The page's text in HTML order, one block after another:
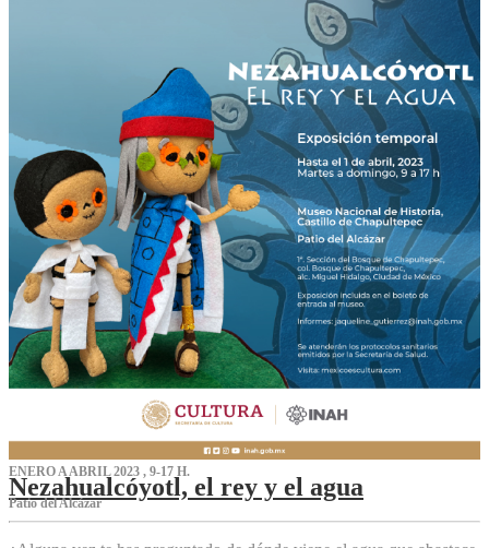
ENERO A ABRIL 2023 , 9-17 H.
Nezahualcóyotl, el rey y el agua
Patio del Alcázar